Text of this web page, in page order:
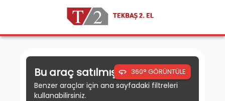
Bu araç satılmıştır.
Benzer araçlar için ana sayfadaki filtreleri
kullanabilirsiniz.
360° GÖRÜNTÜLE